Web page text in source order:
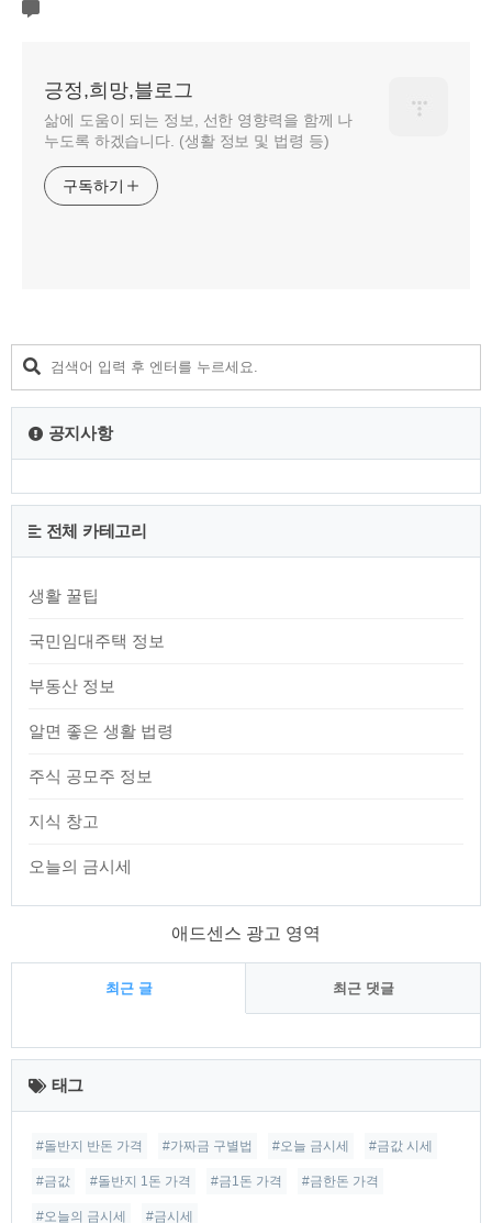
긍정,희망,블로그
삶에 도움이 되는 정보, 선한 영향력을 함께 나
누도록 하겠습니다. (생활 정보 및 법령 등)
구독하기
공지사항
전체 카테고리
생활 꿀팁
국민임대주택 정보
부동산 정보
알면 좋은 생활 법령
주식 공모주 정보
지식 창고
오늘의 금시세
애드센스 광고 영역
최근 글 최근 댓글
최
근
글
태그
#돌반지 반돈 가격 #가짜금 구별법 #오늘 금시세 #금값 시세
#금값 #돌반지 1돈 가격 #금1돈 가격 #금한돈 가격
#오늘의 금시세 #금시세